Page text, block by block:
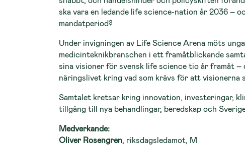
ska vara en ledande life science-nation år 2036 –
mandatperiod?
Under invigningen av Life Science Arena möts
medicinteknikbranschen i ett framåtblickande
sina visioner för svensk life science tio år framåt
näringslivet kring vad som krävs för att visionerna
Samtalet kretsar kring innovation, investeringar,
tillgång till nya behandlingar, beredskap och
Medverkande:
Oliver Rosengren, riksdagsledamot, M